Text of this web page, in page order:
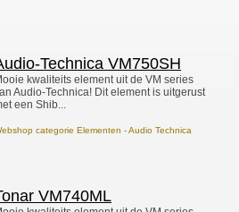
Technica VM750SH
kwaliteits element uit de VM series
Audio-Technica! Dit element is uitgerust
een Shib...
categorie Elementen - Audio Technica
VM740ML